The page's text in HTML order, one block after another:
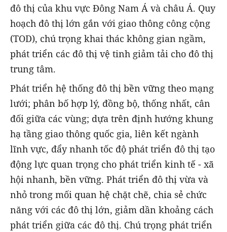
đô thị của khu vực Đông Nam Á và châu Á. Quy
hoạch đô thị lớn gắn với giao thông công cộng
(TOD), chú trọng khai thác không gian ngầm,
phát triển các đô thị vệ tinh giảm tải cho đô thị
trung tâm.
Phát triển hệ thống đô thị bền vững theo mạng
lưới; phân bố hợp lý, đồng bộ, thống nhất, cân
đối giữa các vùng; dựa trên định hướng khung
hạ tầng giao thông quốc gia, liên kết ngành
lĩnh vực, đẩy nhanh tốc độ phát triển đô thị tạo
động lực quan trọng cho phát triển kinh tế - xã
hội nhanh, bền vững. Phát triển đô thị vừa và
nhỏ trong mối quan hệ chặt chẽ, chia sẻ chức
năng với các đô thị lớn, giảm dần khoảng cách
phát triển giữa các đô thị. Chú trọng phát triển